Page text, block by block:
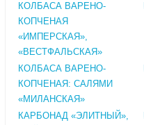
КОЛБАСА ВАРЕНО-
КОПЧЕНАЯ
«ИМПЕРСКАЯ»,
«ВЕСТФАЛЬСКАЯ»
КОЛБАСА ВАРЕНО-
КОПЧЕНАЯ: САЛЯМИ
«МИЛАНСКАЯ»
КАРБОНАД «ЭЛИТНЫЙ»,